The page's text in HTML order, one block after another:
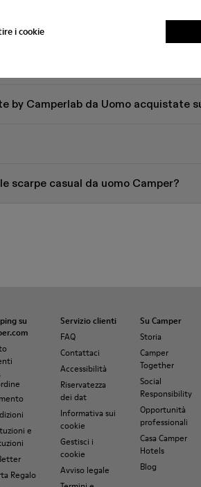
i cookie
taglia giusta?
by Camperlab da Uomo acquistate
scarpe casual da uomo Camper?
su
e
Regalo
Servizio clienti
FAQ
Contattaci
Accessibilità
Riservatezza
dei dat
Informativa sui
cookie
Gestisci i
cookie
Avviso legale
Su Camper
Storia
Camper
Together
Social
Responsibility
Opportunità
professionali
Casa Camper
Hotels
Blog